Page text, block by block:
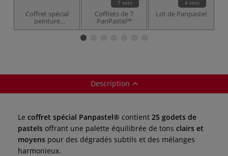
Coffret spécial
peinture
animalière
7 sets
Coffrets de 7
PanPastel™
4 sets
Lot de Panpastel
Description
Le coffret spécial Panpastel® contient 25 godets de
pastels offrant une palette équilibrée de tons clairs et
moyens pour des dégradés subtils et des mélanges
harmonieux.